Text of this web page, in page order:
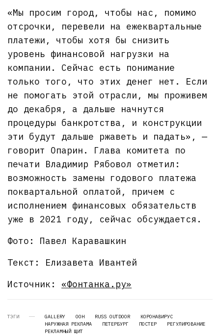
«Мы просим город, чтобы нас, помимо
отсрочки, перевели на ежеквартальные
платежи, чтобы хотя бы снизить
уровень финансовой нагрузки на
компании. Сейчас есть понимание
только того, что этих денег нет. Если
не помогать этой отрасли, мы проживем
до декабря, а дальше начнутся
процедуры банкротства, и конструкции
эти будут дальше ржаветь и падать», —
говорит Опарин. Глава комитета по
печати Владимир Рябовол отметил:
возможность замены годового платежа
поквартальной оплатой, причем с
исполнением финансовых обязательств
уже в 2021 году, сейчас обсуждается.
Фото: Павел Каравашкин
Текст: Елизавета Ивантей
Источник: «Фонтанка.ру»
ТЭГИ GALLERY OOH RUSS OUTDOOR
КОРОНАВИРУС
НАРУЖНАЯ РЕКЛАМА
ПЕТЕРБУРГ ПОСТЕР
РЕГУЛИРОВАНИЕ
РЕКЛАМНЫЙ ЩИТ